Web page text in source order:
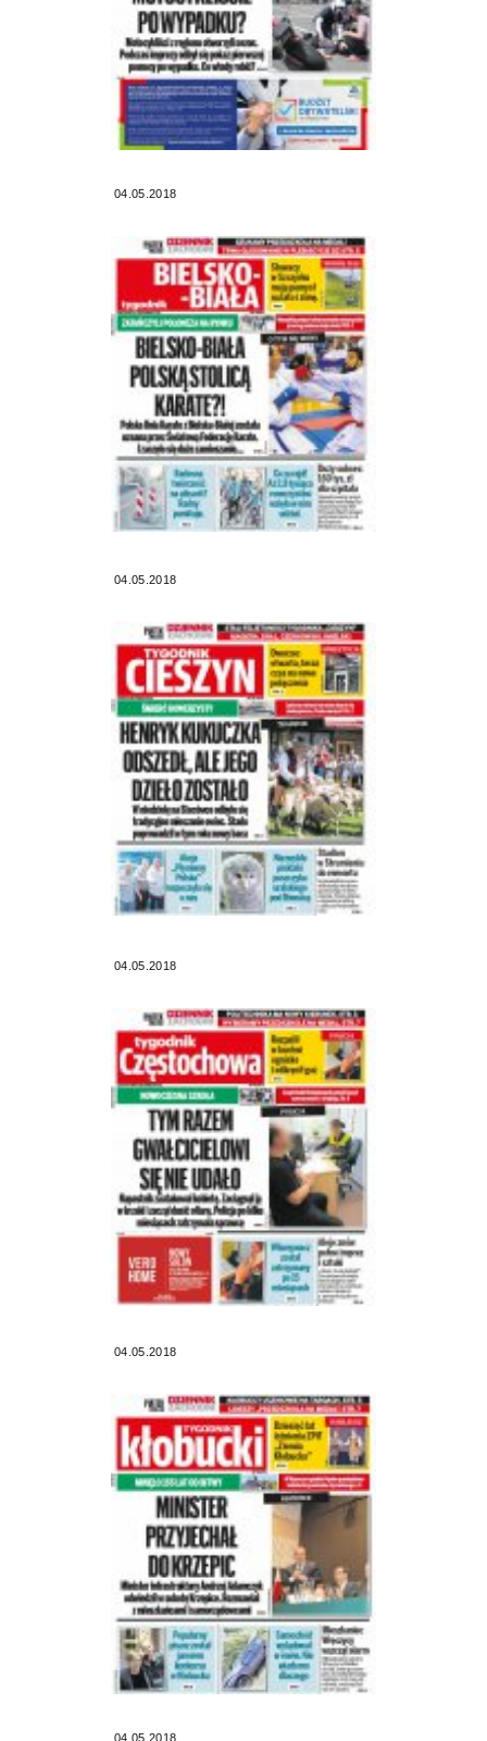
04.05.2018
04.05.2018
04.05.2018
04.05.2018
04.05.2018